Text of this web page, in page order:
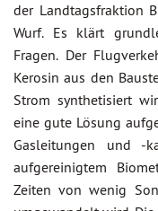
der Landtagsfraktion
Wurf. Es klärt
Fragen. Der
Kerosin aus den
Strom synthetisiert
eine gute Lösung
Gasleitungen und -
aufgereinigtem
Zeiten von wenig